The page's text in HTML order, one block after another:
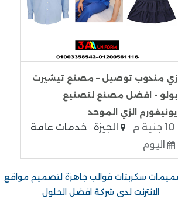
زي مندوب توصيل – مصنع تيشيرت
بولو - افضل مصنع لتصنيع
يونيفورم الزي الموحد
10 جنية م الجيزة
خدمات عامة
اليوم